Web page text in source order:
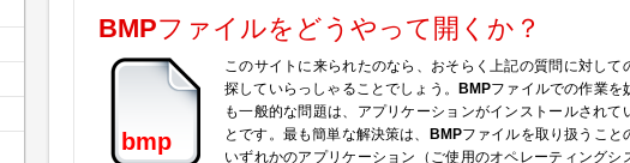
BMPファイルをどうやって開くか？
bmp
このサイトに来られたのなら、おそらく上記の質問に対して
探していらっしゃることでしょう。
BMPファイルでの作業を
も一般的な問題は、アプリケーションがインストールされて
とです。最も簡単な解決策は、
BMPファイルを取り扱うこと
いずれかのアプリケーション（ご使用のオペレーティングシ